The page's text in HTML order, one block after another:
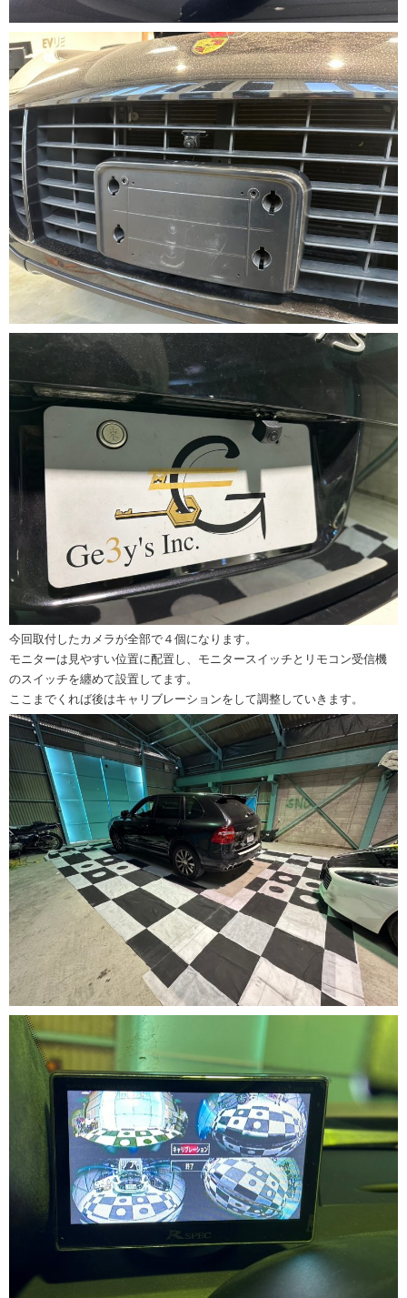
今回取付したカメラが全部で４個になります。
モニターは見やすい位置に配置し、モニタースイッチとリモコン受信機
のスイッチを纏めて設置してます。
ここまでくれば後はキャリブレーションをして調整していきます。